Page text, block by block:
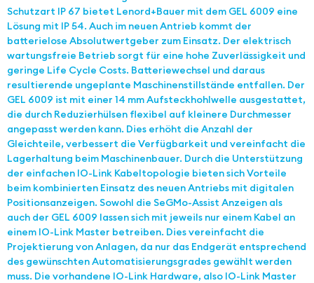
Schutzart IP 67 bietet Lenord+Bauer mit dem GEL 6009 eine
Lösung mit IP 54. Auch im neuen Antrieb kommt der
batterielose Absolutwertgeber zum Einsatz. Der elektrisch
wartungsfreie Betrieb sorgt für eine hohe Zuverlässigkeit und
geringe Life Cycle Costs. Batteriewechsel und daraus
resultierende ungeplante Maschinenstillstände entfallen. Der
GEL 6009 ist mit einer 14 mm Aufsteckhohlwelle ausgestattet,
die durch Reduzierhülsen flexibel auf kleinere Durchmesser
angepasst werden kann. Dies erhöht die Anzahl der
Gleichteile, verbessert die Verfügbarkeit und vereinfacht die
Lagerhaltung beim Maschinenbauer. Durch die Unterstützung
der einfachen IO-Link Kabeltopologie bieten sich Vorteile
beim kombinierten Einsatz des neuen Antriebs mit digitalen
Positionsanzeigen. Sowohl die SeGMo-Assist Anzeigen als
auch der GEL 6009 lassen sich mit jeweils nur einem Kabel an
einem IO-Link Master betreiben. Dies vereinfacht die
Projektierung von Anlagen, da nur das Endgerät entsprechend
des gewünschten Automatisierungsgrades gewählt werden
muss. Die vorhandene IO-Link Hardware, also IO-Link Master